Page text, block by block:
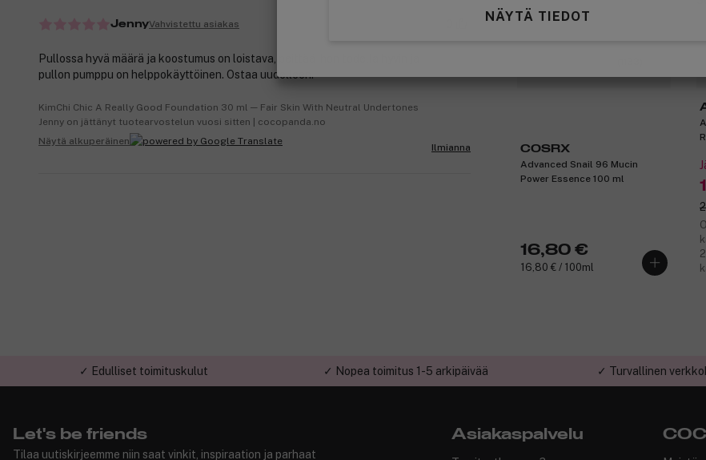
NÄYTÄ TIEDOT
COSRX
Advanced Snail 96 Mucin
Power Essence 100 ml
16,80 €
16,80 € / 100ml
JennyVahvistettu asiakas
Pullossa hyvä määrä ja koostumus on loistava, peittää ihon todella hyvin ja
pullon pumppu on helppokäyttöinen. Ostaa uudelleen.
KimChi Chic A Really Good Foundation 30 ml ─ Fair Skin With Neutral Undertones
Jenny on jättänyt tuotearvostelun vuosi sitten | cocopanda.no
Näytä alkuperäinen
Ilmianna
✓ Edulliset toimituskulut ✓ Nopea toimitus 1-5 arkipäivää ✓ Turvallinen
Let's be friends
Tilaa uutiskirjeemme niin saat vinkit, inspiraation ja parhaat
Asiakaspalvelu